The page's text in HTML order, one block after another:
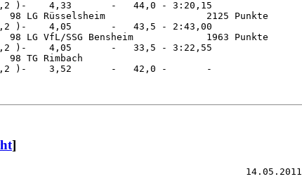
)-    4,33       -   44,0 - 3:20,15
98 LG Rüsselsheim                  2125 Punkte
)-    4,05       -   43,5 - 2:43,00
LG VfL/SSG Bensheim             1963 Punkte
)-    4,05       -   33,5 - 3:22,55
98 TG Rimbach
)-    3,52       -   42,0 -       -
]
14.05.2011